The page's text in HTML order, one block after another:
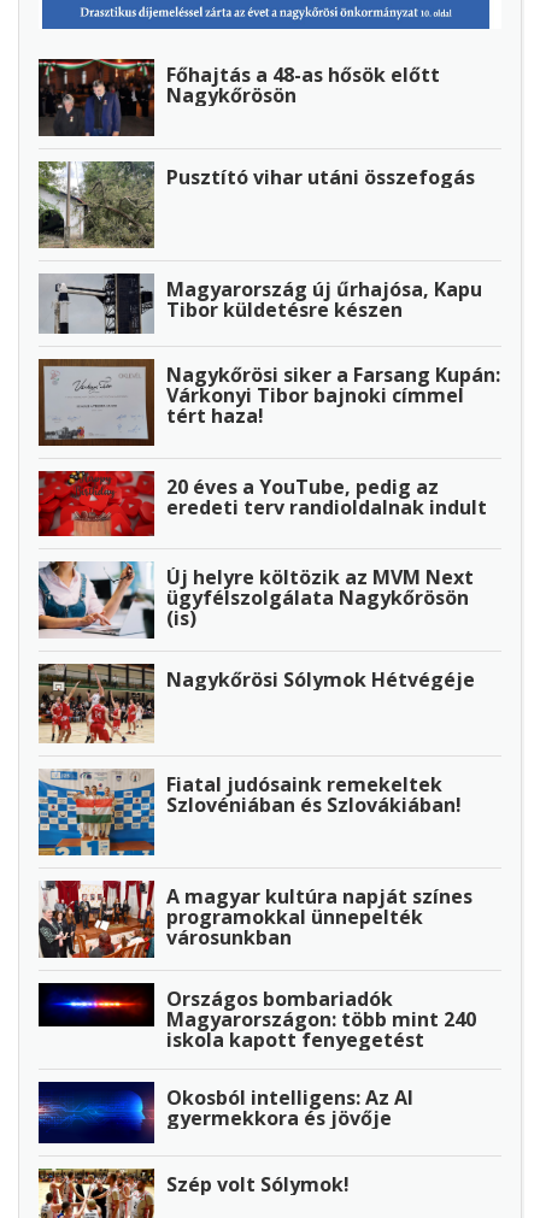
Főhajtás a 48-as hősök előtt
Nagykőrösön
Pusztító vihar utáni összefogás
Magyarország új űrhajósa, Kapu
Tibor küldetésre készen
Nagykőrösi siker a Farsang Kupán:
Várkonyi Tibor bajnoki címmel
tért haza!
20 éves a YouTube, pedig az
eredeti terv randioldalnak indult
Új helyre költözik az MVM Next
ügyfélszolgálata Nagykőrösön
(is)
Nagykőrösi Sólymok Hétvégéje
Fiatal judósaink remekeltek
Szlovéniában és Szlovákiában!
A magyar kultúra napját színes
programokkal ünnepelték
városunkban
Országos bombariadók
Magyarországon: több mint 240
iskola kapott fenyegetést
Okosból intelligens: Az AI
gyermekkora és jövője
Szép volt Sólymok!